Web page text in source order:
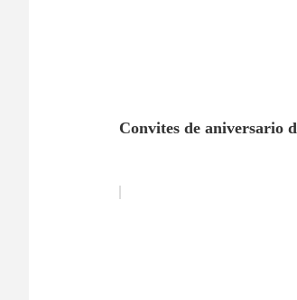
Convites de aniversario